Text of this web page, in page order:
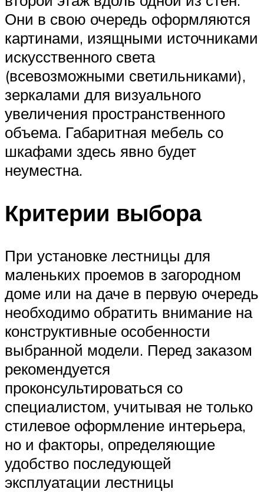
Они в свою очередь оформляются
картинами, изящными источниками
искусственного света
(всевозможными светильниками),
зеркалами для визуального
увеличения пространственного
объема. Габаритная мебель со
шкафами здесь явно будет
неуместна.
Критерии выбора
При установке лестницы для
маленьких проемов в загородном
доме или на даче в первую очередь
необходимо обратить внимание на
конструктивные особенности
выбранной модели. Перед заказом
рекомендуется
проконсультироваться со
специалистом, учитывая не только
стилевое оформление интерьера,
но и факторы, определяющие
удобство последующей
эксплуатации лестницы